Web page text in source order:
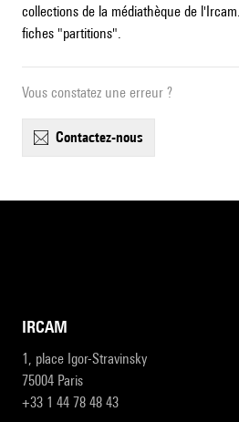
collections de la médiathèque de
fiches "partitions".
Vous constatez une erreur ?
contactez-nous
IRCAM
1, place Igor-Stravinsky
75004 Paris
+33 1 44 78 48 43